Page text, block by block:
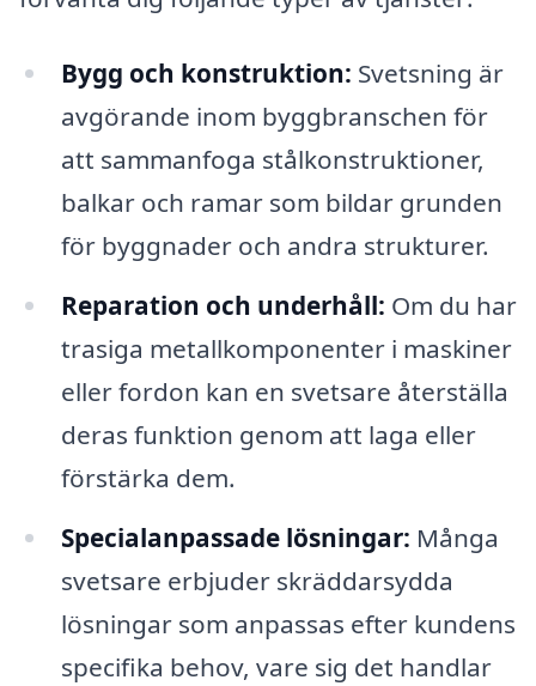
Bygg och konstruktion: Svetsning är
avgörande inom byggbranschen för
att sammanfoga stålkonstruktioner,
balkar och ramar som bildar grunden
för byggnader och andra strukturer.
Reparation och underhåll: Om du har
trasiga metallkomponenter i maskiner
eller fordon kan en svetsare återställa
deras funktion genom att laga eller
förstärka dem.
Specialanpassade lösningar: Många
svetsare erbjuder skräddarsydda
lösningar som anpassas efter kundens
specifika behov, vare sig det handlar